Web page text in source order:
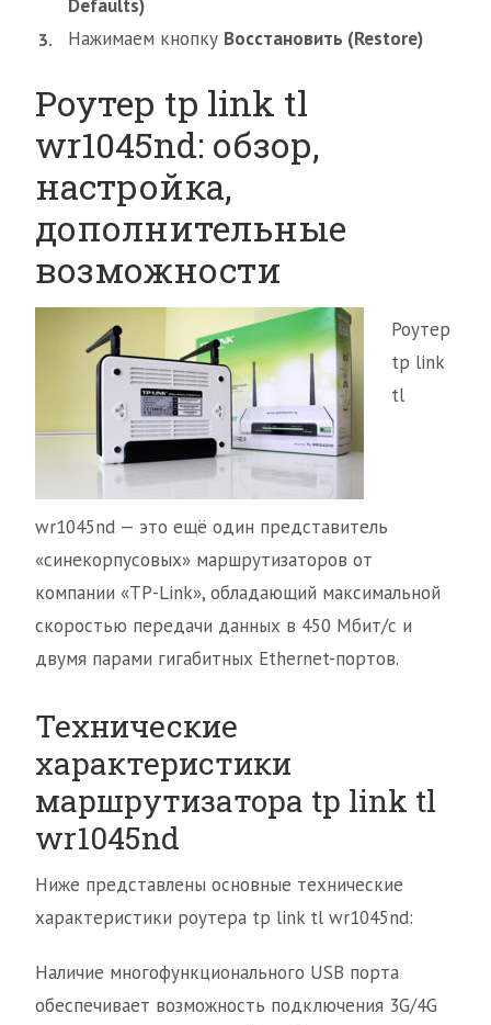
Defaults)
Нажимаем кнопку Восстановить (Restore)
Роутер tp link tl
wr1045nd: обзор,
настройка,
дополнительные
возможности
Роутер
tp link
tl
wr1045nd — это ещё один представитель
«синекорпусовых» маршрутизаторов от
компании «TP-Link», обладающий максимальной
скоростью передачи данных в 450 Мбит/с и
двумя парами гигабитных Ethernet-портов.
Технические
характеристики
маршрутизатора tp link tl
wr1045nd
Ниже представлены основные технические
характеристики роутера tp link tl wr1045nd:
Наличие многофункционального USB порта
обеспечивает возможность подключения 3G/4G